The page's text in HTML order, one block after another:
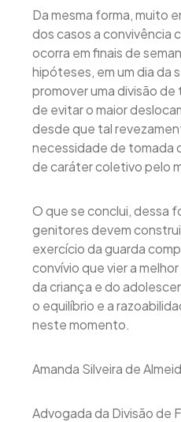
Da mesma forma, muito
dos casos a convivência
ocorra em finais de
hipóteses, em um dia da
promover uma divisão de
de evitar o maior
desde que tal
necessidade de tomada
de caráter coletivo pelo
O que se conclui, dessa
genitores devem
exercício da guarda
convívio que vier a
da criança e do
o equilíbrio e a
neste momento.
Amanda Silveira de
Advogada da Divisão de